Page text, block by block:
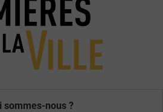
sommes-nous ?